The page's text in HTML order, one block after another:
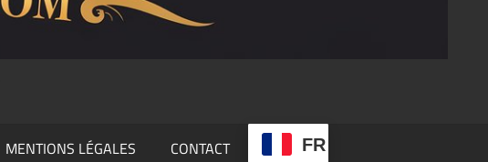
MENTIONS LÉGALES CONTACT FR